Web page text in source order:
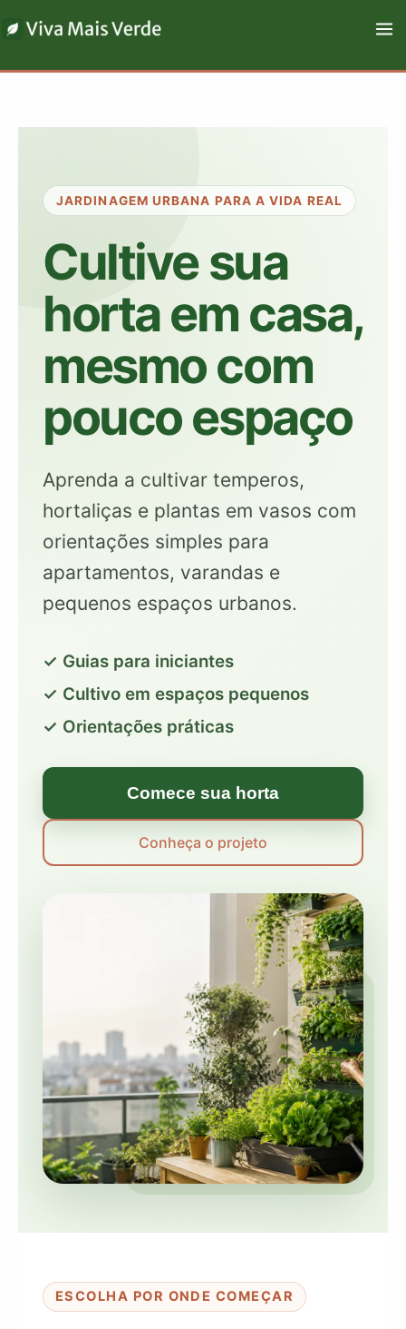
para
JARDINAGEM URBANA PARA A VIDA REAL
Cultive sua
horta em casa,
mesmo com
pouco espaço
Aprenda a cultivar temperos,
hortaliças e plantas em vasos com
orientações simples para
apartamentos, varandas e
pequenos espaços urbanos.
✓ Guias para iniciantes
✓ Cultivo em espaços pequenos
✓ Orientações práticas
Comece sua horta
Conheça o projeto
ESCOLHA POR ONDE COMEÇAR